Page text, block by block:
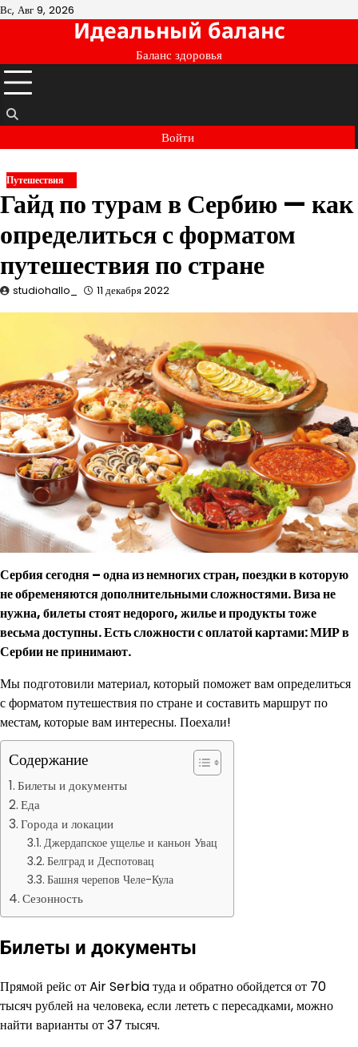
Перейти
Вс, Авг 9, 2026
Идеальный баланс
Баланс здоровья
Войти
Путешествия
Гайд по турам в Сербию — как
определиться с форматом
путешествия по стране
studiohallo_ 11 декабря 2022
Сербия сегодня – одна из немногих стран, поездки в которую
не обременяются дополнительными сложностями. Виза не
нужна, билеты стоят недорого, жилье и продукты тоже
весьма доступны. Есть сложности с оплатой картами: МИР в
Сербии не принимают.
Мы подготовили материал, который поможет вам определиться
с форматом путешествия по стране и составить маршрут по
местам, которые вам интересны. Поехали!
Содержание
Билеты и документы
Еда
Города и локации
Джердапское ущелье и каньон Увац
Белград и Деспотовац
Башня черепов Челе-Кула
Сезонность
Билеты и документы
Прямой рейс от Air Serbia туда и обратно обойдется от 70
тысяч рублей на человека, если лететь с пересадками, можно
найти варианты от 37 тысяч.